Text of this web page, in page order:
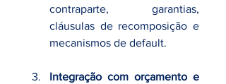
contraparte, garantias,
cláusulas de recomposição e
mecanismos de default.
Integração com orçamento e